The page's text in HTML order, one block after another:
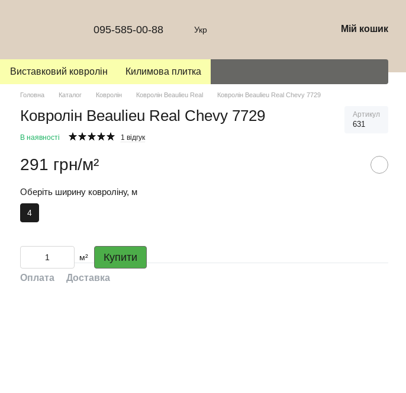
095-585-00-88 Укр Мій кошик
Виставковий ковролін Килимова плитка
Головна Каталог Ковролін Ковролін Beaulieu Real Ковролін Beaulieu Real Chevy 7729
Ковролін Beaulieu Real Chevy 7729 Артикул
631
В наявності 1 відгук
291 грн/м²
Оберіть ширину ковроліну, м
4
м² Купити
Оплата Доставка